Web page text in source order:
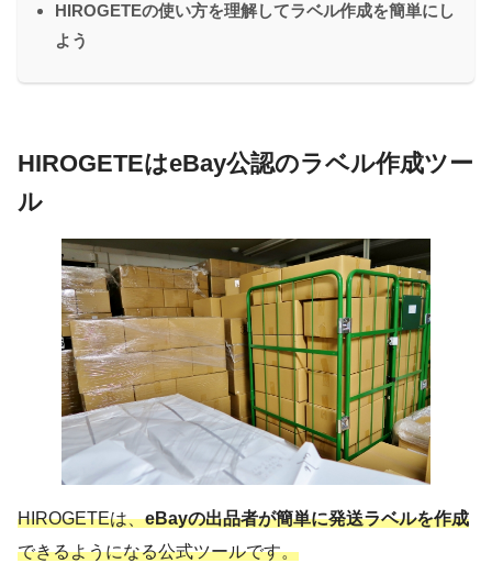
HIROGETEの使い方を理解してラベル作成を簡単にし
よう
HIROGETEはeBay公認のラベル作成ツー
ル
HIROGETEは、eBayの出品者が簡単に発送ラベルを作成
できるようになる公式ツールです。